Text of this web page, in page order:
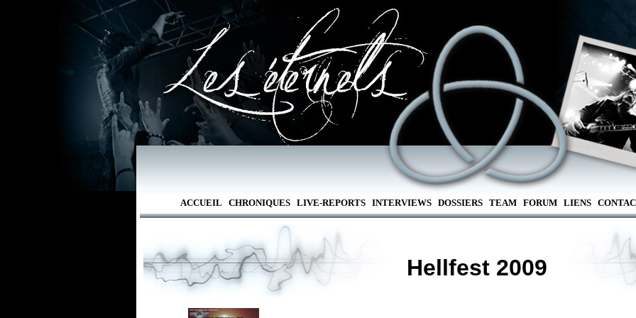
ACCUEIL CHRONIQUES LIVE-REPORTS INTERVIEWS DOSSIERS TEAM FORUM LIENS
Hellfest 2009